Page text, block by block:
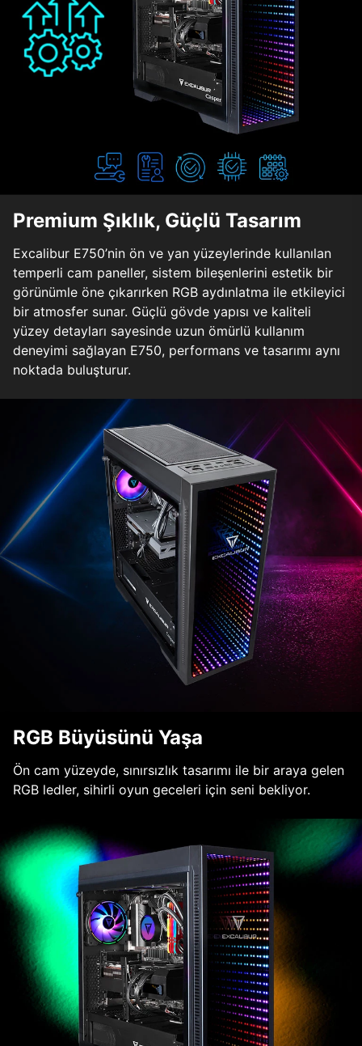
Premium Şıklık, Güçlü Tasarım
Excalibur E750’nin ön ve yan yüzeylerinde kullanılan
temperli cam paneller, sistem bileşenlerini estetik bir
görünümle öne çıkarırken RGB aydınlatma ile etkileyici
bir atmosfer sunar. Güçlü gövde yapısı ve kaliteli
yüzey detayları sayesinde uzun ömürlü kullanım
deneyimi sağlayan E750, performans ve tasarımı aynı
noktada buluşturur.
RGB Büyüsünü Yaşa
Ön cam yüzeyde, sınırsızlık tasarımı ile bir araya gelen
RGB ledler, sihirli oyun geceleri için seni bekliyor.